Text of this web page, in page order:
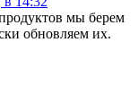
мы берем
обновляем их.